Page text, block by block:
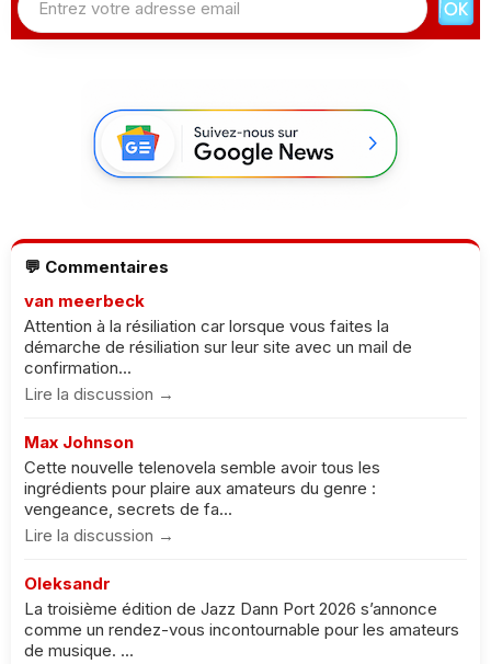
💬 Commentaires
van meerbeck
Attention à la résiliation car lorsque vous faites la
démarche de résiliation sur leur site avec un mail de
confirmation...
Lire la discussion →
Max Johnson
Cette nouvelle telenovela semble avoir tous les
ingrédients pour plaire aux amateurs du genre :
vengeance, secrets de fa...
Lire la discussion →
Oleksandr
La troisième édition de Jazz Dann Port 2026 s’annonce
comme un rendez-vous incontournable pour les amateurs
de musique. ...